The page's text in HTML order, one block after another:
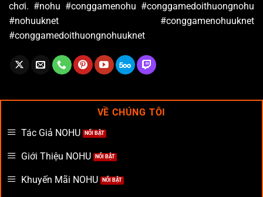
chơi. #nohu #conggamenohu #conggamedoithuongnohu
#nohuuknet #conggamenohuuknet
#conggamedoithuongnohuuknet
VỀ CHÚNG TÔI
Tác Giả NOHU
Giới Thiệu NOHU
Khuyến Mãi NOHU